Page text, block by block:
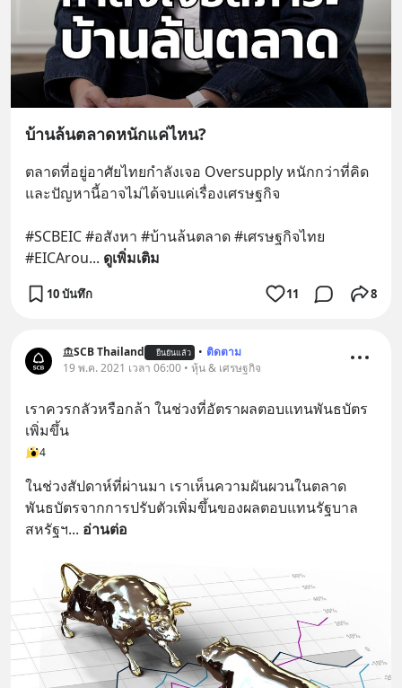
บ้านล้นตลาดหนักแค่ไหน?
ตลาดที่อยู่อาศัยไทยกำลังเจอ Oversupply หนักกว่าที่คิด
และปัญหานี้อาจไม่ได้จบแค่เรื่องเศรษฐกิจ
#SCBEIC #อสังหา #บ้านล้นตลาด #เศรษฐกิจไทย
#EICArou... ดูเพิ่มเติม
10 บันทึก 11 8
SCB Thailand ยืนยันแล้ว • ติดตาม
19 พ.ค. 2021 เวลา 06:00 • หุ้น & เศรษฐกิจ
เราควรกลัวหรือกล้า ในช่วงที่อัตราผลตอบแทนพันธบัตร
เพิ่มขึ้น
4
ในช่วงสัปดาห์ที่ผ่านมา เราเห็นความผันผวนในตลาด
พันธบัตรจากการปรับตัวเพิ่มขึ้นของผลตอบแทนรัฐบาล
สหรัฐฯ... อ่านต่อ